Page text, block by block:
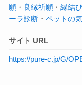
願・ 良縁祈願・ 縁結び
ーラ診断・ ペットの
サイト URL
https://pure-c.jp/G/